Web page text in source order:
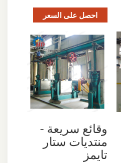
احصل على السعر
وقائع سريعة -
منتديات ستار
تايمز